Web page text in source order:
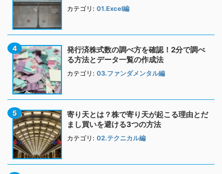
カテゴリ: 01.Excel編
発行済株式数の調べ方を確認！2分で調べ
る方法とデータ一覧の作成法
カテゴリ: 03.ファンダメンタル編
寄り天とは？株で寄り天が起こる理由とだ
まし買いを避ける3つの方法
カテゴリ: 02.テクニカル編